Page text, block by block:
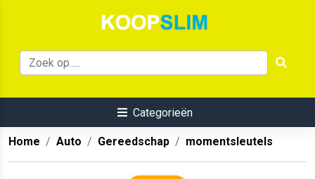
Categorieën
Home Auto Gereedschap momentsleutels